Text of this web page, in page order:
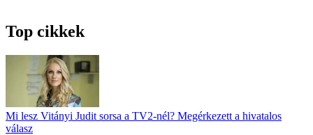
Top cikkek
Mi lesz Vitányi Judit sorsa a TV2-nél? Megérkezett a hivatalos
válasz